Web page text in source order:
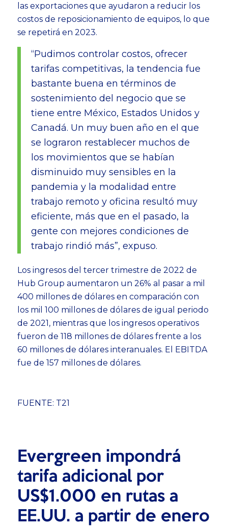
las exportaciones que ayudaron a reducir los
costos de reposicionamiento de equipos, lo que
se repetirá en 2023.
“Pudimos controlar costos, ofrecer
tarifas competitivas, la tendencia fue
bastante buena en términos de
sostenimiento del negocio que se
tiene entre México, Estados Unidos y
Canadá. Un muy buen año en el que
se lograron restablecer muchos de
los movimientos que se habían
disminuido muy sensibles en la
pandemia y la modalidad entre
trabajo remoto y oficina resultó muy
eficiente, más que en el pasado, la
gente con mejores condiciones de
trabajo rindió más”, expuso.
Los ingresos del tercer trimestre de 2022 de
Hub Group aumentaron un 26% al pasar a mil
400 millones de dólares en comparación con
los mil 100 millones de dólares de igual periodo
de 2021, mientras que los ingresos operativos
fueron de 118 millones de dólares frente a los
60 millones de dólares interanuales. El EBITDA
fue de 157 millones de dólares.
FUENTE: T21
Evergreen impondrá
tarifa adicional por
US$1.000 en rutas a
EE.UU. a partir de enero